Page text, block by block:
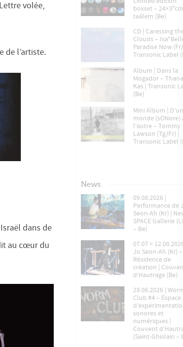
volée,
de l’artiste.
dans de
au cœur du
boxset –
taâlem (Be)
CD | Caressing
Clouds –
Paradise Now (Fr/
Transonic Label
Album | Dans la
Mogador –
Kas | Transonic
(Be)
Mini Album | D’un
monde (sONore)
l’autre – Tommy
Lawson (Tg/Fr) |
Transonic Label
News
09.08.2026 |
Performance de
Seon-Ah (Kr) |
SPACE Gallerie
– Be)
07.07 > 12.08.2026
Jo Seon-Ah (Kr) –
Résidence de
création |
d’Hautrage (Be)
28.06.2026 |
Club #4 – Espace
sonores et
numériques |
Couvent
(Saint-Ghislain –